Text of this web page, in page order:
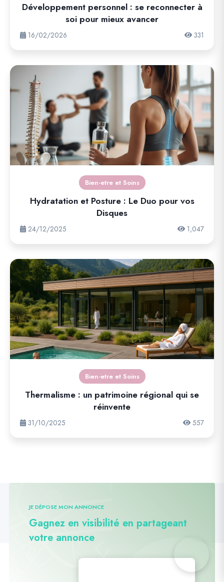
Développement personnel : se reconnecter à
soi pour mieux avancer
16/02/2026 331
Bien-etre et Soins
Hydratation et Posture : Le Duo pour vos
Disques
24/12/2025 1,047
Bien-etre et Soins
Thermalisme : un patrimoine régional qui se
réinvente
31/10/2025 557
JE DÉPOSE MON ANNONCE
Gagnez en visibilité en partageant
votre annonce
Déposez vos annonces